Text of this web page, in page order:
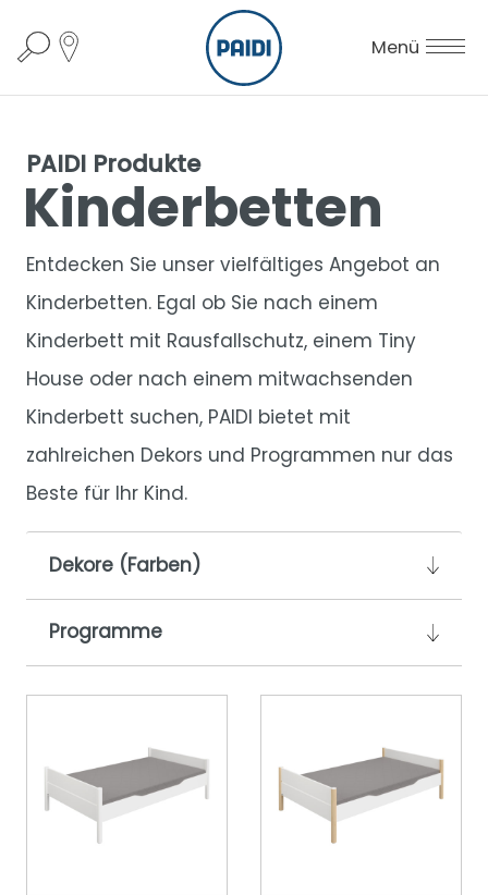
Menü
PAIDI Produkte
Kinderbetten
Entdecken Sie unser vielfältiges Angebot an
Kinderbetten. Egal ob Sie nach einem
Kinderbett mit Rausfallschutz, einem Tiny
House oder nach einem mitwachsenden
Kinderbett suchen, PAIDI bietet mit
zahlreichen Dekors und Programmen nur das
Beste für Ihr Kind.
Dekore (Farben)
Programme